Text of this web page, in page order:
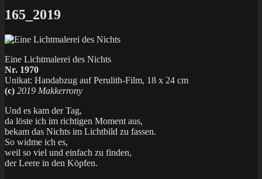
X
165_2019
Eine Lichtmalerei des Nichts
Nr. 1970
Unikat: Handabzug auf Perulith-Film, 18 x 24 cm
(c) 2019 Makkerrony
Und es kam der Tag,
da löste ich im richtigen Moment aus,
bekam das Nichts im Lichtbild zu fassen.
So widme ich es,
weil so viel und einfach zu finden,
der Leere in den Köpfen.